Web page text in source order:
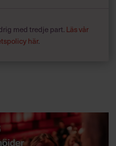
med tredje part. Läs vår
här.